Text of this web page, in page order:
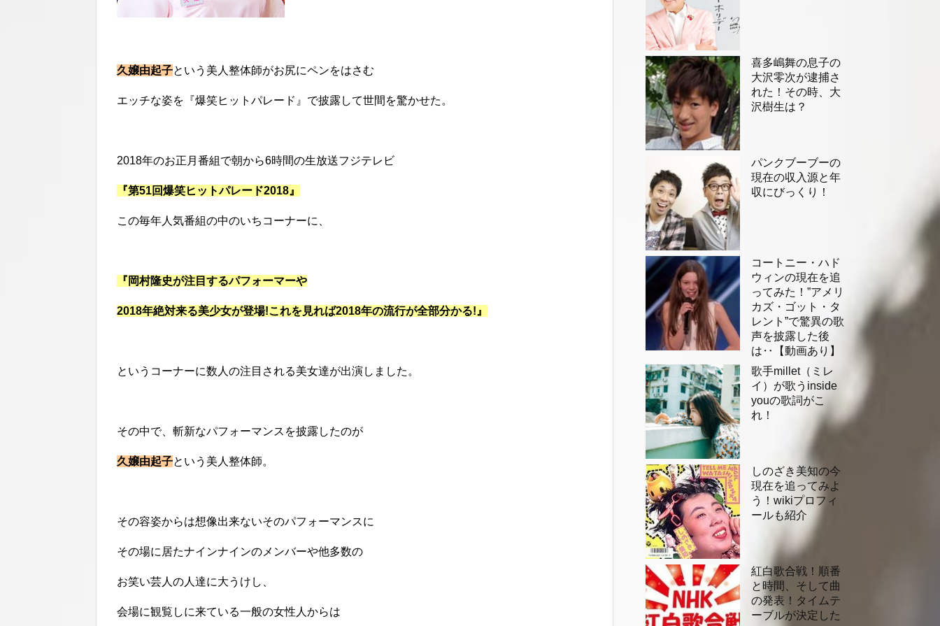
久嬢由起子という美人整体師がお尻にペンをはさむ
エッチな姿を『爆笑ヒットパレード』で披露して世間を驚かせた。
2018年のお正月番組で朝から6時間の生放送フジテレビ
『第51回爆笑ヒットパレード2018』
この毎年人気番組の中のいちコーナーに、
『岡村隆史が注目するパフォーマーや
2018年絶対来る美少女が登場!これを見れば2018年の流行が全部分かる!』
というコーナーに数人の注目される美女達が出演しました。
その中で、斬新なパフォーマンスを披露したのが
久嬢由起子という美人整体師。
その容姿からは想像出来ないそのパフォーマンスに
その場に居たナインナインのメンバーや他多数の
お笑い芸人の人達に大うけし、
会場に観覧しに来ている一般の女性人からは
喜多嶋舞の息子の
大沢零次が逮捕さ
れた！その時、大
沢樹生は？
パンクブーブーの
現在の収入源と年
収にびっくり！
コートニー・ハド
ウィンの現在を追
ってみた！”アメリ
カズ・ゴット・タ
レント”で驚異の歌
声を披露した後
は‥【動画あり】
歌手millet（ミレ
イ）が歌うinside
youの歌詞がこ
れ！
しのざき美知の今
現在を追ってみよ
う！wikiプロフィ
ールも紹介
紅白歌合戦！順番
と時間、そして曲
の発表！タイムテ
ーブルが決定した